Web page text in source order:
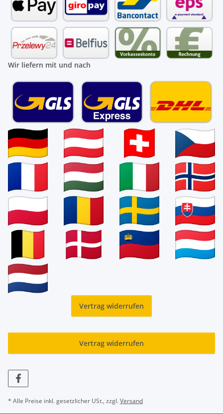
Wir liefern mit und nach
Vertrag widerrufen
Vertrag widerrufen
* Alle Preise inkl. gesetzlicher USt., zzgl.Versand